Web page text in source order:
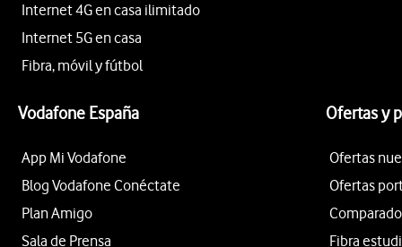
Internet 4G en casa ilimitado
Internet 5G en casa
Fibra, móvil y fútbol
Vodafone España
App Mi Vodafone
Blog Vodafone Conéctate
Plan Amigo
Sala de Prensa
Ofertas y
Ofertas
Ofertas
Fibra